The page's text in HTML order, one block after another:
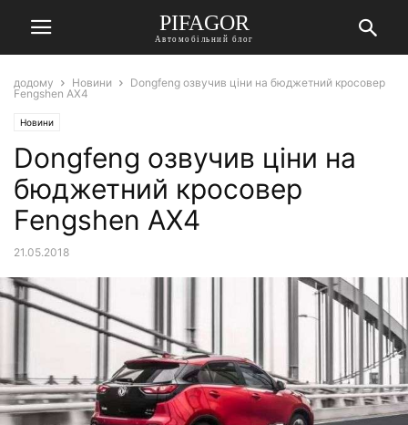
PIFAGOR
Автомобільний блог
додому Новини
Dongfeng озвучив ціни на бюджетний кросовер
Fengshen AX4
Новини
Dongfeng озвучив ціни на
бюджетний кросовер
Fengshen AX4
21.05.2018